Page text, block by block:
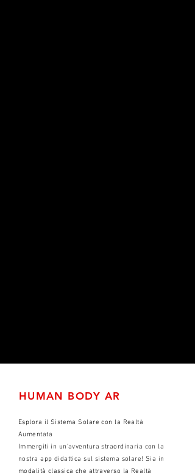
HUMAN BODY AR
Esplora il Sistema Solare con la Realtà
Aumentata
Immergiti in un'avventura straordinaria con la
nostra app didattica sul sistema solare! Sia in
modalità classica che attraverso la Realtà